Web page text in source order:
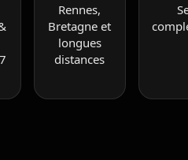
Rennes,
Bretagne et
longues
distances